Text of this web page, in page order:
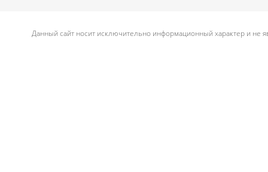
Данный сайт носит исключительно информационный характер и не